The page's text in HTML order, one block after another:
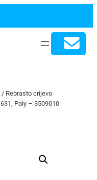
/ Rebrasto crijevo
Poly – 3509010